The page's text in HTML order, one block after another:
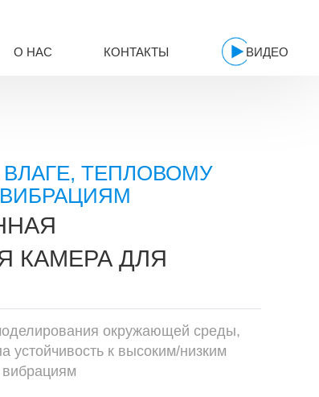
О НАС КОНТАКТЫ ВИДЕО
ТЕПЛОВОМУ
КАМЕРА ДЛЯ
окружающей среды,
к высоким/низким